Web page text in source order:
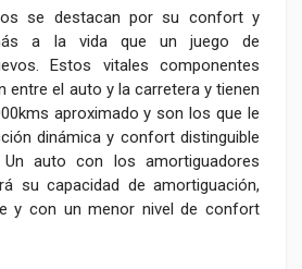
se destacan por su confort y
a la vida que un juego de
Estos vitales componentes
entre el auto y la carretera y tienen
aproximado y son los que le
dinámica y confort distinguible
auto con los amortiguadores
su capacidad de amortiguación,
y con un menor nivel de confort